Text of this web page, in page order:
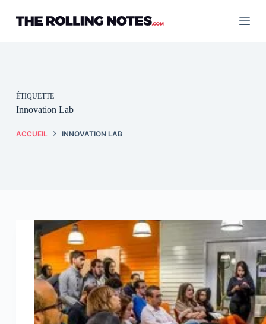
contenu
ÉTIQUETTE
Innovation Lab
ACCUEIL INNOVATION LAB